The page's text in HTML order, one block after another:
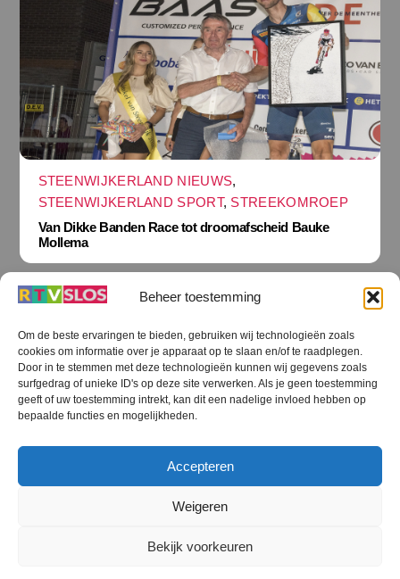
Beheer toestemming
Om de beste ervaringen te bieden, gebruiken wij technologieën zoals
cookies om informatie over je apparaat op te slaan en/of te raadplegen.
Door in te stemmen met deze technologieën kunnen wij gegevens zoals
surfgedrag of unieke ID's op deze site verwerken. Als je geen toestemming
geeft of uw toestemming intrekt, kan dit een nadelige invloed hebben op
bepaalde functies en mogelijkheden.
Accepteren
Weigeren
Bekijk voorkeuren
STEENWIJKERLAND NIEUWS,
STEENWIJKERLAND SPORT, STREEKOMROEP
Van Dikke Banden Race tot droomafscheid Bauke
Mollema
Terug
naar
boven
RTV SLOS
RTV SLOS ANBI